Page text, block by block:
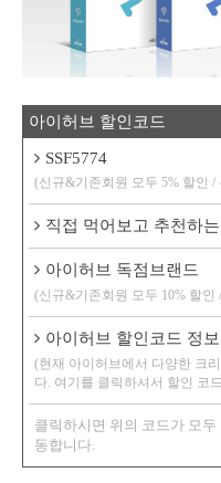
아이허브 할인코드
SSF5774
(신규&기존회원 모두 5% 할인 /
직접 먹어보고 추천하
아이허브 독점브랜드
(신규&기존회원 모두 10% 할인
아이허브 할인코드 정보
(현재 아이허브에서 다양한 크
다. 여기를 클릭하셔서 할인 코
클릭하시면 위의 코드가 모두
동합니다.